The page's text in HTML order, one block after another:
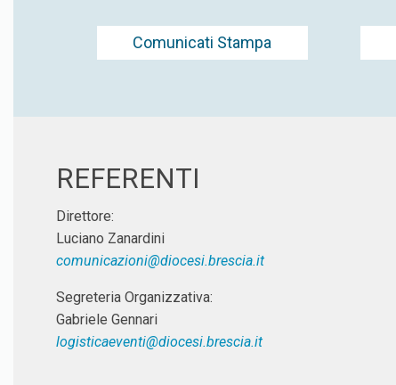
Comunicati Stampa
REFERENTI
Direttore:
Luciano Zanardini
comunicazioni@diocesi.brescia.it
Segreteria Organizzativa:
Gabriele Gennari
logisticaeventi@diocesi.brescia.it